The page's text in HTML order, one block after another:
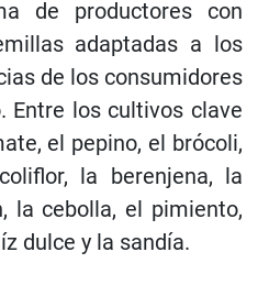
de productores con
adaptadas a los
de los consumidores
Entre los cultivos clave
el pepino, el brócoli,
la berenjena, la
la cebolla, el pimiento,
dulce y la sandía.